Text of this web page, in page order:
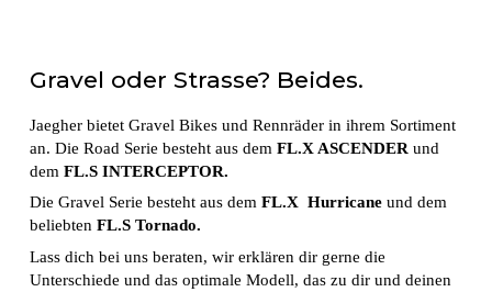
Gravel oder Strasse? Beides.
Jaegher bietet Gravel Bikes und Rennräder in ihrem Sortiment
an. Die Road Serie besteht aus dem FL.X ASCENDER und
dem FL.S INTERCEPTOR.
Die Gravel Serie besteht aus demFL.X Hurricane und dem
beliebtenFL.S Tornado.
Lass dich bei uns beraten, wir erklären dir gerne die
Unterschiede und das optimale Modell, das zu dir und deinen